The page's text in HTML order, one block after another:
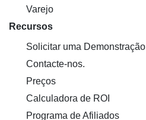
Varejo
Recursos
Solicitar uma Demonstração
Contacte-nos.
Preços
Calculadora de ROI
Programa de Afiliados